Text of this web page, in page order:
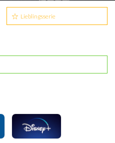
Lieblingsserie